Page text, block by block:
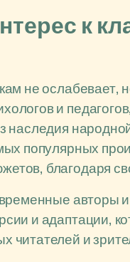
к
не
и
наследия
популярных
благодаря
и адаптации,
читателей и